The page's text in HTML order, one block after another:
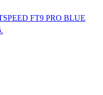
FT9 PRO BLUE